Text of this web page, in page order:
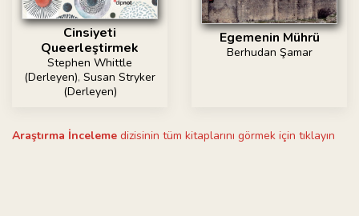
Cinsiyeti
Queerleştirmek
Stephen Whittle
(Derleyen), Susan Stryker
(Derleyen)
Egemenin Mührü
Berhudan Şamar
Araştırma İnceleme dizisinin tüm kitaplarını görmek için tıklayın